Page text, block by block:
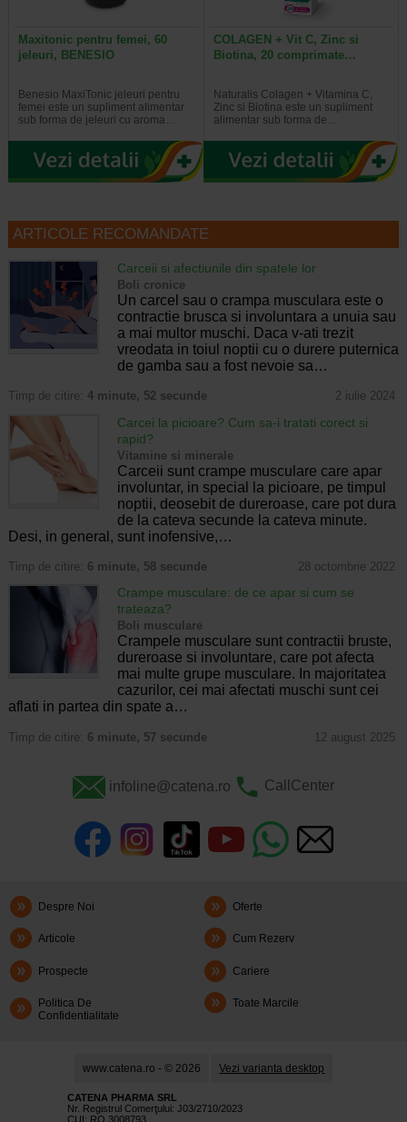
Maxitonic pentru femei, 60
jeleuri, BENESIO
Benesio MaxiTonic jeleuri pentru
femei este un supliment alimentar
sub forma de jeleuri cu aroma…
COLAGEN + Vit C, Zinc si
Biotina, 20 comprimate…
Naturalis Colagen + Vitamina C,
Zinc si Biotina este un supliment
alimentar sub forma de…
ARTICOLE RECOMANDATE
Carceii si afectiunile din spatele lor
Boli cronice
Un carcel sau o crampa musculara este o
contractie brusca si involuntara a unuia sau
a mai multor muschi. Daca v-ati trezit
vreodata in toiul noptii cu o durere puternica
de gamba sau a fost nevoie sa…
Timp de citire: 4 minute, 52 secunde 2 iulie 2024
Carcei la picioare? Cum sa-i tratati corect si
rapid?
Vitamine si minerale
Carceii sunt crampe musculare care apar
involuntar, in special la picioare, pe timpul
noptii, deosebit de dureroase, care pot dura
de la cateva secunde la cateva minute.
Desi, in general, sunt inofensive,…
Timp de citire: 6 minute, 58 secunde 28 octombrie 2022
Crampe musculare: de ce apar si cum se
trateaza?
Boli musculare
Crampele musculare sunt contractii bruste,
dureroase si involuntare, care pot afecta
mai multe grupe musculare. In majoritatea
cazurilor, cei mai afectati muschi sunt cei
aflati in partea din spate a…
Timp de citire: 6 minute, 57 secunde 12 august 2025
infoline@catena.ro CallCenter
Despre Noi Oferte
Articole Cum Rezerv
Prospecte Cariere
Politica De
Confidentialitate
Toate Marcile
www.catena.ro - © 2026 Vezi varianta desktop
CATENA PHARMA SRL
Nr. Registrul Comerţului: J03/2710/2023
CUI: RO 3008793